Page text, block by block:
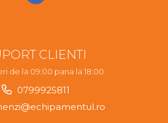
CLIENTI
de la 09:00 pana la 18:00
0799925811